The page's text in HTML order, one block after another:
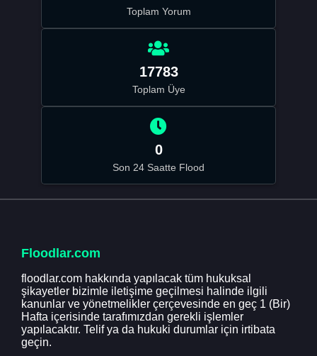
Toplam Yorum
17783
Toplam Üye
0
Son 24 Saatte Flood
Floodlar.com
floodlar.com hakkında yapılacak tüm hukuksal
şikayetler bizimle iletişime geçilmesi halinde ilgili
kanunlar ve yönetmelikler çerçevesinde en geç 1 (Bir)
Hafta içerisinde tarafımızdan gerekli işlemler
yapılacaktır. Telif ya da hukuki durumlar için irtibata
geçin.